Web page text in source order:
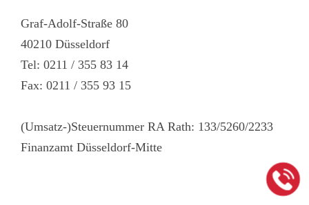
Graf-Adolf-Straße 80
40210 Düsseldorf
Tel: 0211 / 355 83 14
Fax: 0211 / 355 93 15
(Umsatz-)Steuernummer RA Rath: 133/5260/2233
Finanzamt Düsseldorf-Mitte